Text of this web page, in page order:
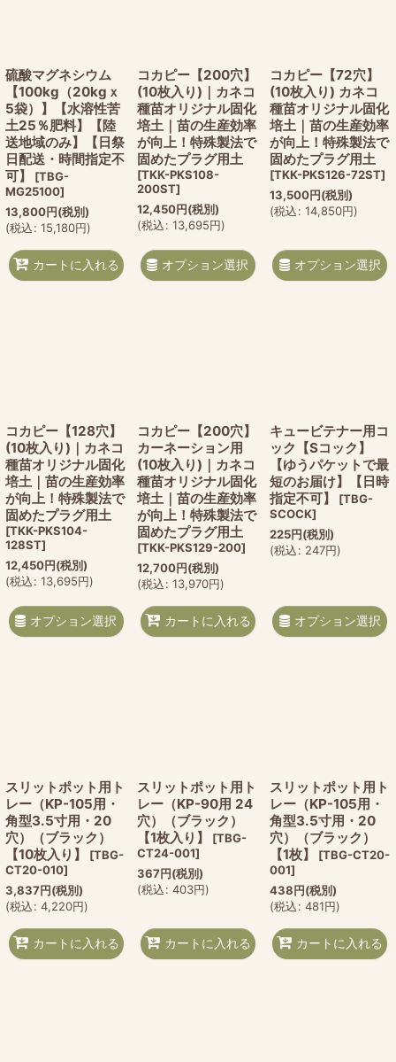
硫酸マグネシウム
【100kg（20kgｘ
5袋）】【水溶性苦
土25％肥料】【陸
送地域のみ】【日祭
日配送・時間指定不
可】
[TBG-
MG25100]
13,800円(税別)
(税込: 15,180円)
カートに入れる
コカピー【200穴】
(10枚入り)｜カネコ
種苗オリジナル固化
培土｜苗の生産効率
が向上！特殊製法で
固めたプラグ用土
[TKK-PKS108-
200ST]
12,450円(税別)
(税込: 13,695円)
オプション選択
コカピー【72穴】
(10枚入り) カネコ
種苗オリジナル固化
培土｜苗の生産効率
が向上！特殊製法で
固めたプラグ用土
[TKK-PKS126-72ST]
13,500円(税別)
(税込: 14,850円)
オプション選択
コカピー【128穴】
(10枚入り)｜カネコ
種苗オリジナル固化
培土｜苗の生産効率
が向上！特殊製法で
固めたプラグ用土
[TKK-PKS104-
128ST]
12,450円(税別)
(税込: 13,695円)
オプション選択
コカピー【200穴】
カーネーション用
(10枚入り)｜カネコ
種苗オリジナル固化
培土｜苗の生産効率
が向上！特殊製法で
固めたプラグ用土
[TKK-PKS129-200]
12,700円(税別)
(税込: 13,970円)
カートに入れる
キュービテナー用コ
ック【Sコック】
【ゆうパケットで最
短のお届け】【日時
指定不可】
[TBG-
SCOCK]
225円(税別)
(税込: 247円)
オプション選択
スリットポット用ト
レー（KP-105用・
角型3.5寸用・20
穴）（ブラック）
【10枚入り】
[TBG-
CT20-010]
3,837円(税別)
(税込: 4,220円)
カートに入れる
スリットポット用ト
レー（KP-90用 24
穴）（ブラック）
【1枚入り】
[TBG-
CT24-001]
367円(税別)
(税込: 403円)
カートに入れる
スリットポット用ト
レー（KP-105用・
角型3.5寸用・20
穴）（ブラック）
【1枚】
[TBG-CT20-
001]
438円(税別)
(税込: 481円)
カートに入れる